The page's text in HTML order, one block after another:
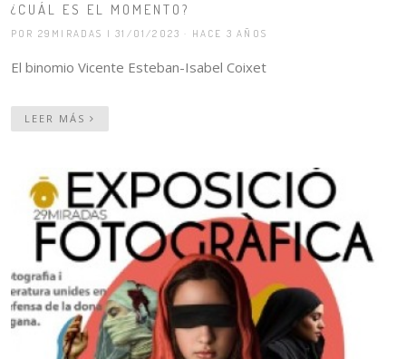
¿CUÁL ES EL MOMENTO?
POR 29MIRADAS | 31/01/2023 · HACE 3 AÑOS
El binomio Vicente Esteban-Isabel Coixet
LEER MÁS